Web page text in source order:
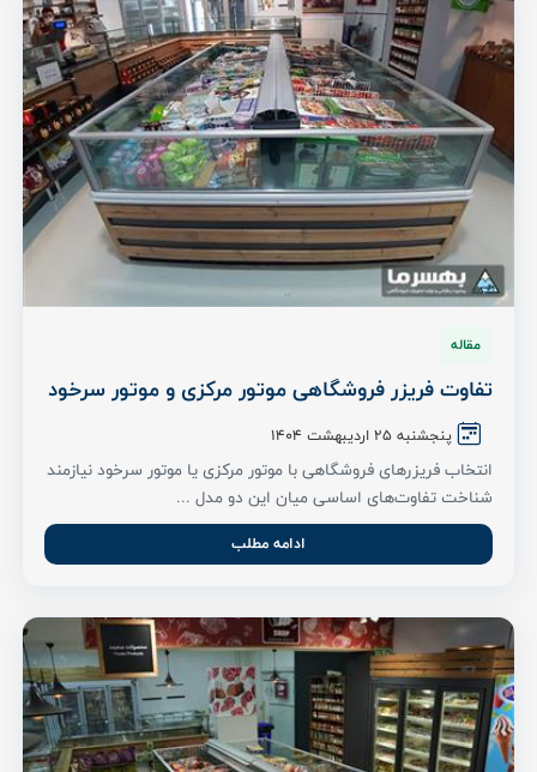
مقاله
تفاوت فریزر فروشگاهی موتور مرکزی و موتور سرخود
پنجشنبه 25 اردیبهشت ۱۴۰۴
انتخاب فریزرهای فروشگاهی با موتور مرکزی یا موتور سرخود نیازمند
شناخت تفاوت‌های اساسی میان این دو مدل ...
ادامه مطلب